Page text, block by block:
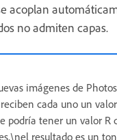
acoplan
no admiten capas.
imágenes de
cada uno un
tener un valor R
resultado es un